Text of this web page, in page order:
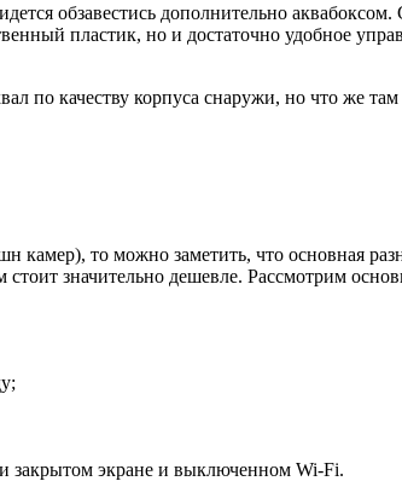
обзавестись дополнительно
пластик, но и достаточно удобное
по качеству корпуса снаружи, но что же
камер), то можно заметить, что основная
значительно дешевле. Рассмотрим
закрытом экране и выключенном Wi-Fi.